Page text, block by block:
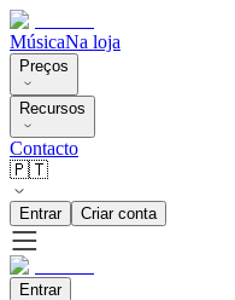
MúsicaNa loja
Preços
Recursos
Contacto
🇵🇹
Entrar Criar conta
Entrar